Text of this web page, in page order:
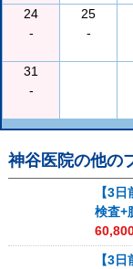
24
-
25
-
31
-
神谷医院の他の
【3
検査+
【3